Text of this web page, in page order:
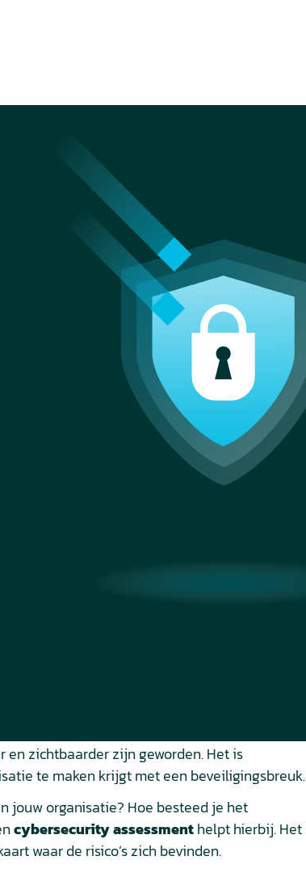
en zichtbaarder zijn geworden. Het is
te maken krijgt met een beveiligingsbreuk.
jouw organisatie? Hoe besteed je het
cybersecurity assessmenthelpt hierbij. Het
waar de risico’s zich bevinden.